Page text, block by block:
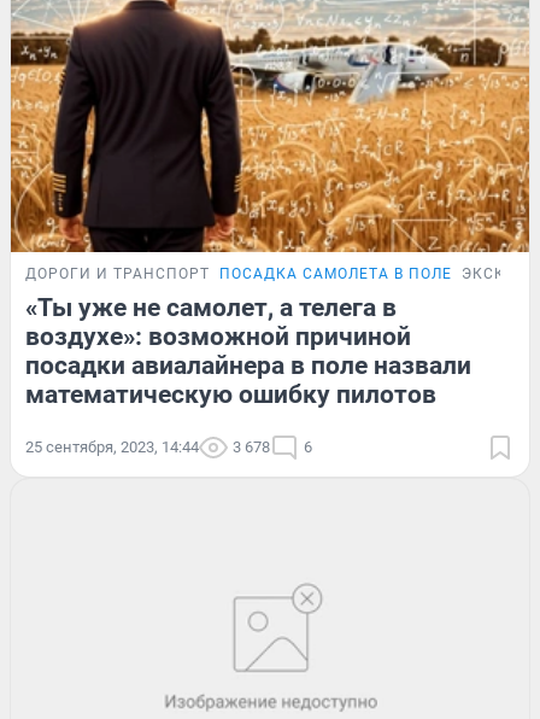
ДОРОГИ И ТРАНСПОРТ ПОСАДКА САМОЛЕТА В ПОЛЕ
«Ты уже не самолет, а телега в
воздухе»: возможной причиной
посадки авиалайнера в поле назвали
математическую ошибку пилотов
25 сентября, 2023, 14:44 3 678 6